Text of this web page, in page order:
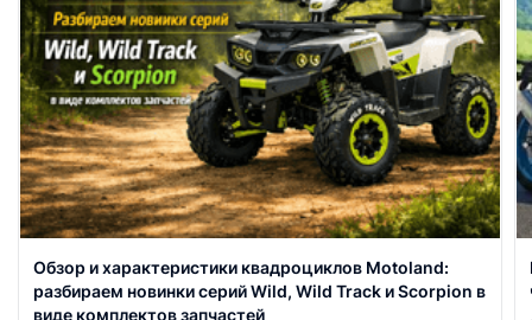
Обзор и характеристики квадроциклов Motoland:
разбираем новинки серий Wild, Wild Track и Scorpion в
виде комплектов запчастей